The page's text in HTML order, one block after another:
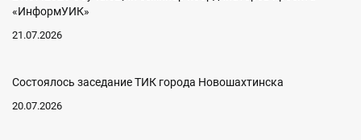
«ИнформУИК»
21.07.2026
Состоялось заседание ТИК города Новошахтинска
20.07.2026